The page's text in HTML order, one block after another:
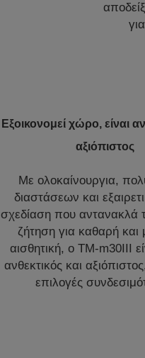
Εξοικονομεί χώρο, είναι
αξιόπιστος
Με ολοκαίνουργια,
διαστάσεων και
σχεδίαση που αντανακλά
ζήτηση για καθαρή και
αισθητική, ο TM-m30III
ανθεκτικός και
επιλογές